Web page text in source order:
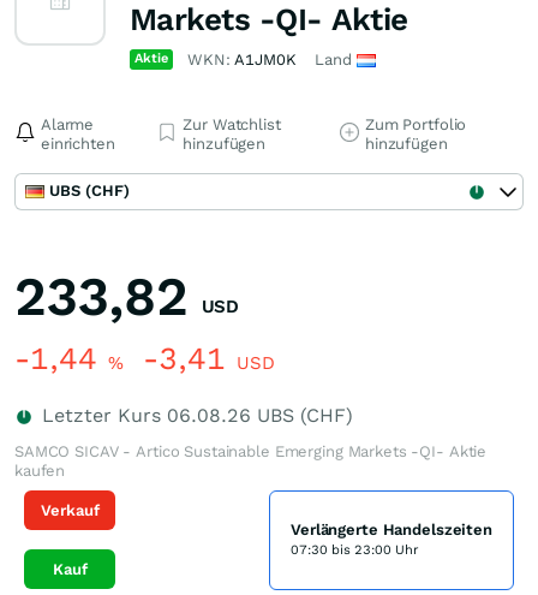
Markets -QI- Aktie
Aktie WKN:A1JM0K Land
Alarme
einrichten
Zur Watchlist
hinzufügen
Zum Portfolio
hinzufügen
UBS (CHF)
233,82 USD
-1,44 % -3,41 USD
Letzter Kurs 06.08.26 UBS (CHF)
SAMCO SICAV - Artico Sustainable Emerging Markets -QI- Aktie
kaufen
Verkauf
Kauf
Verlängerte Handelszeiten
07:30 bis 23:00 Uhr